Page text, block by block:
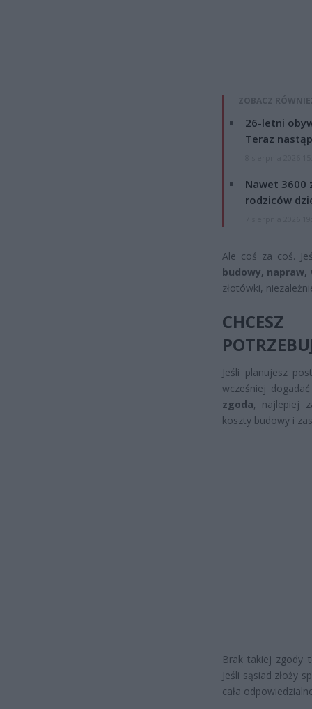
ZOBACZ
26-letni
Teraz
Nawet 3600
rodziców
Ale coś za coś.
budowy, napraw,
złotówki,
Jeśli planujesz
wcześniej
zgoda, najlepiej
koszty budowy i
Brak takiej zgody
Jeśli sąsiad złoży
cała